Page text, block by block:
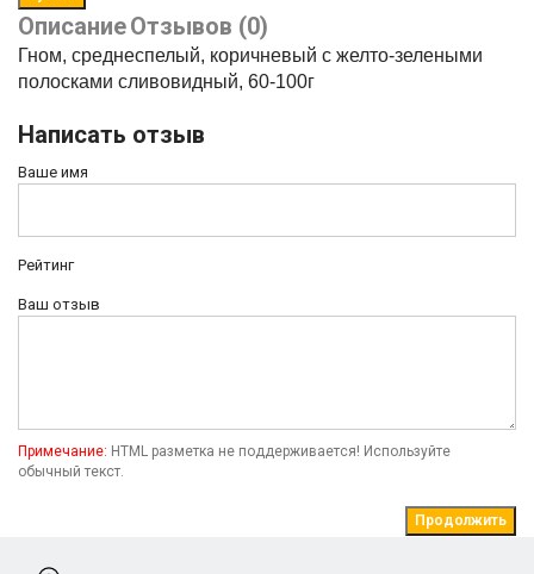
ОписаниеОтзывов (0)
Гном, среднеспелый, коричневый с желто-зелеными
полосками сливовидный, 60-100г
Написать отзыв
Ваше имя
Рейтинг
Ваш отзыв
Примечание: HTML разметка не поддерживается! Используйте
обычный текст.
Продолжить